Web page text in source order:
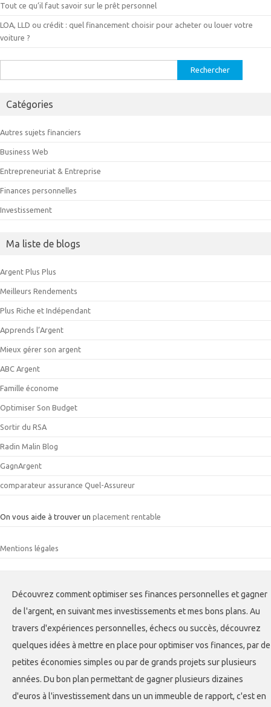
Tout ce qu’il faut savoir sur le prêt personnel
LOA, LLD ou crédit : quel financement choisir pour acheter ou louer votre
voiture ?
Catégories
Autres sujets financiers
Business Web
Entrepreneuriat & Entreprise
Finances personnelles
Investissement
Ma liste de blogs
Argent Plus Plus
Meilleurs Rendements
Plus Riche et Indépendant
Apprends l’Argent
Mieux gérer son argent
ABC Argent
Famille économe
Optimiser Son Budget
Sortir du RSA
Radin Malin Blog
GagnArgent
comparateur assurance Quel-Assureur
On vous aide à trouver un placement rentable
Mentions légales
Découvrez comment optimiser ses finances personnelles et gagner
de l'argent, en suivant mes investissements et mes bons plans. Au
travers d'expériences personnelles, échecs ou succès, découvrez
quelques idées à mettre en place pour optimiser vos finances, par de
petites économies simples ou par de grands projets sur plusieurs
années. Du bon plan permettant de gagner plusieurs dizaines
d'euros à l'investissement dans un un immeuble de rapport, c'est en